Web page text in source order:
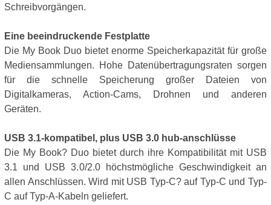
Schreibvorgängen.
Eine beeindruckende Festplatte
Die My Book Duo bietet enorme Speicherkapazität für große
Mediensammlungen. Hohe Datenübertragungsraten sorgen
für die schnelle Speicherung großer Dateien von
Digitalkameras, Action-Cams, Drohnen und anderen
Geräten.
USB 3.1-kompatibel, plus USB 3.0 hub-anschlüsse
Die My Book? Duo bietet durch ihre Kompatibilität mit USB
3.1 und USB 3.0/2.0 höchstmögliche Geschwindigkeit an
allen Anschlüssen. Wird mit USB Typ-C? auf Typ-C und Typ-
C auf Typ-A-Kabeln geliefert.